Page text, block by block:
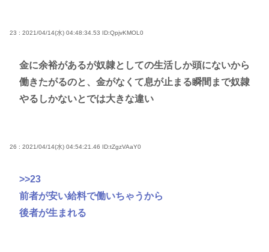
23 : 2021/04/14(水) 04:48:34.53 ID:QpjvKMOL0
金に余裕があるが奴隷としての生活しか頭にないから
働きたがるのと、金がなくて息が止まる瞬間まで奴隷
やるしかないとでは大きな違い
26 : 2021/04/14(水) 04:54:21.46 ID:tZgzVAaY0
>>23
前者が安い給料で働いちゃうから
後者が生まれる